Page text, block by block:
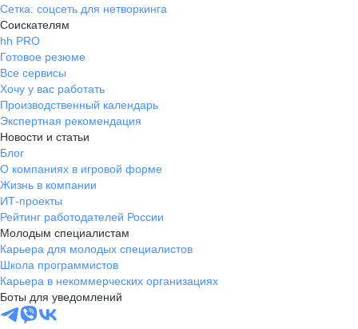
Сетка: соцсеть для нетворкинга
Соискателям
hh PRO
Готовое резюме
Все сервисы
Хочу у вас работать
Производственный календарь
Экспертная рекомендация
Новости и статьи
Блог
О компаниях в игровой форме
Жизнь в компании
ИТ-проекты
Рейтинг работодателей России
Молодым специалистам
Карьера для молодых специалистов
Школа программистов
Карьера в некоммерческих организациях
Боты для уведомлений